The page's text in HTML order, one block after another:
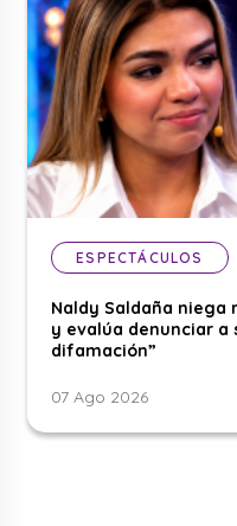
ESPECTÁCULOS
Naldy Saldaña niega
y evalúa denunciar a
difamación”
07 Ago 2026